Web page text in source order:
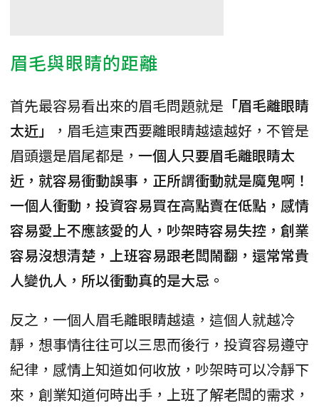
眉毛與眼睛的距離
首先最容易看出來的眉毛問題就是 「眉毛離眼睛
太近」
，眉毛這東西要離眼睛越遠越好，不管是
眉頭還是眉尾都是， 一個人只要眉毛離眼睛太
近，就容易衝動誤事，正所謂衝動就是魔鬼啊！
一個人衝動，投資容易買在高點賣在低點，感情
容易愛上不應該愛的人，吵架時容易失控，創業
容易沒想清楚，上班容易跟老闆鬧翻，還常常貴
人變仇人，所以衝動真的是大忌。
反之，一個人眉毛離眼睛越遠，這個人就越冷
靜，想事情往往可以三思而後行，投資容易遵守
紀律，感情上知道如何收放，吵架時可以冷靜下
來，創業知道何時出手，上班了解老闆的需求，